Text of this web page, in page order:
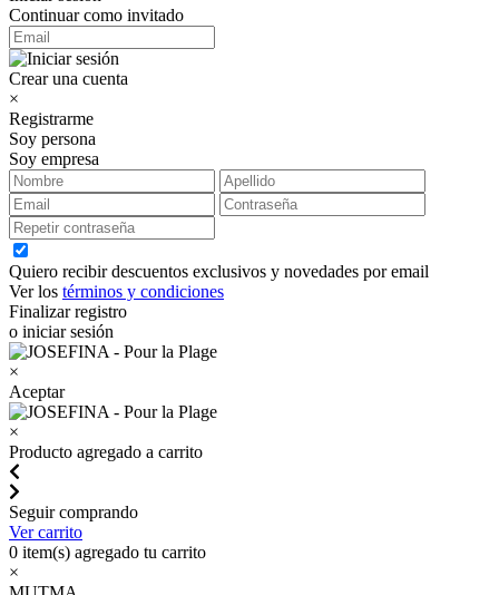
Continuar como invitado
Crear una cuenta
×
Registrarme
Soy persona
Soy empresa
Quiero recibir descuentos exclusivos y novedades por email
Ver los términos y condiciones
Finalizar registro
o iniciar sesión
×
Aceptar
×
Producto agregado a carrito
Seguir comprando
Ver carrito
0 item(s) agregado tu carrito
×